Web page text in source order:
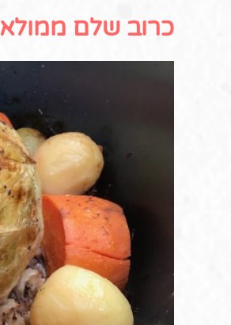
כרוב שלם ממולא